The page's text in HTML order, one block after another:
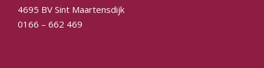
4695 BV Sint Maartensdijk
0166 – 662 469